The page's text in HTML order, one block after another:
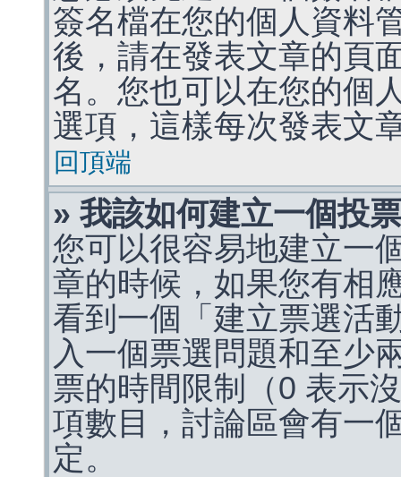
簽名檔在您的個人資料
後，請在發表文章的頁
名。您也可以在您的個
選項，這樣每次發表文
回頂端
» 我該如何建立一個投
您可以很容易地建立一
章的時候，如果您有相
看到一個「建立票選活
入一個票選問題和至少
票的時間限制（0 表示
項數目，討論區會有一
定。